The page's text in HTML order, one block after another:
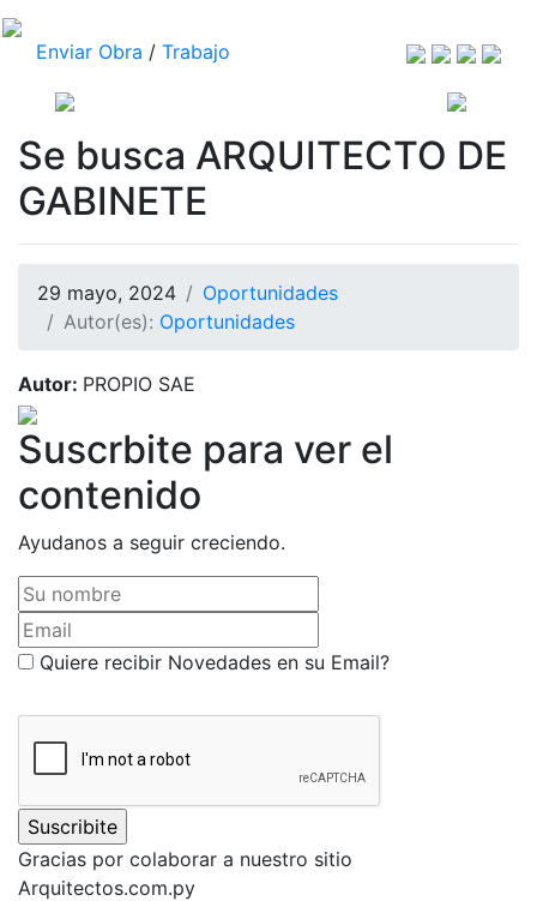
Enviar Obra / Trabajo
Se busca ARQUITECTO DE
GABINETE
29 mayo, 2024
Oportunidades
Autor(es): Oportunidades
Autor: PROPIO SAE
Suscrbite para ver el
contenido
Ayudanos a seguir creciendo.
Su nombre
Email
Quiere recibir Novedades en su Email?
Gracias por colaborar a nuestro sitio
Arquitectos.com.py